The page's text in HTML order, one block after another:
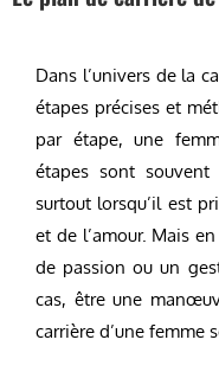
Dans l’univers de la
étapes précises et
par étape, une
étapes sont souvent
surtout lorsqu’il est
et de l’amour. Mais
de passion ou un
cas, être une
carrière d’une femme